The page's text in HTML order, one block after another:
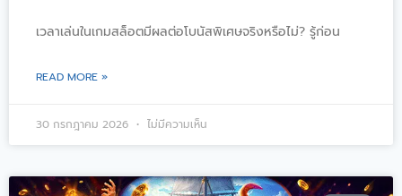
เวลาเล่นในเกมสล็อตมีผลต่อโบนัสพิเศษจริงหรือไม่? รู้ก่อน
READ MORE »
30 กรกฎาคม 2026 ไม่มีความเห็น